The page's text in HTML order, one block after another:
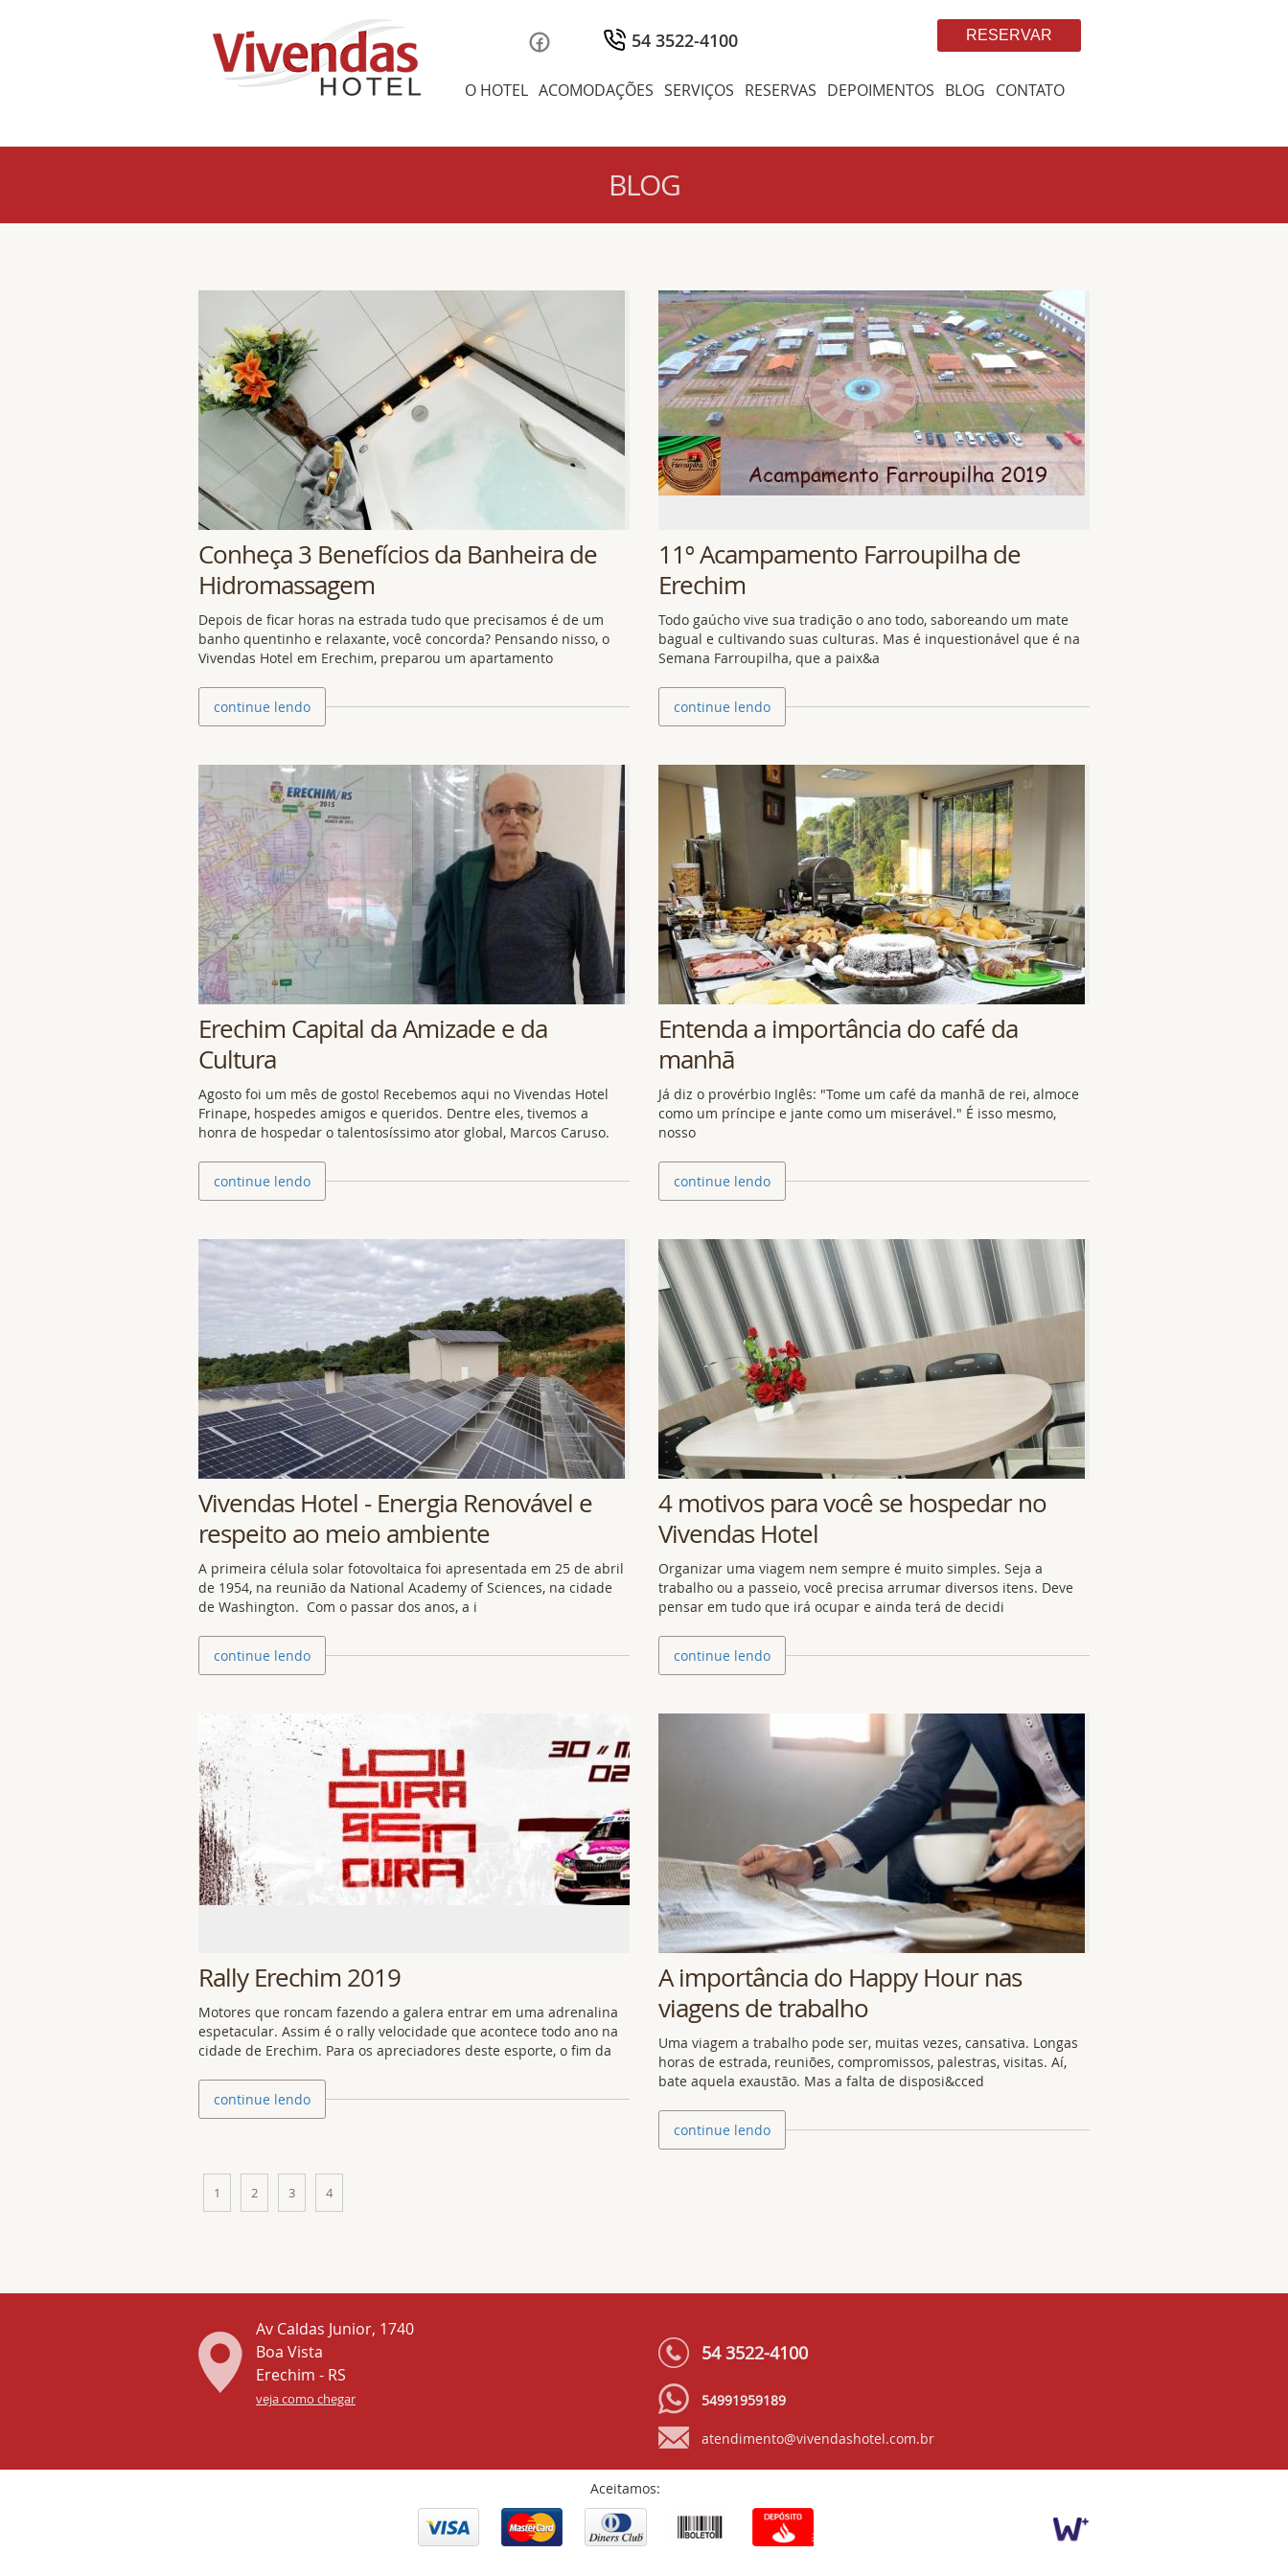
54 3522-4100 RESERVAR
O HOTEL ACOMODAÇÕES SERVIÇOS RESERVAS DEPOIMENTOS BLOG CONTATO
BLOG
Conheça 3 Benefícios da Banheira de
Hidromassagem
Depois de ficar horas na estrada tudo que precisamos é de um
banho quentinho e relaxante, você concorda? Pensando nisso, o
Vivendas Hotel em Erechim, preparou um apartamento
continue lendo
11º Acampamento Farroupilha de
Erechim
Todo gaúcho vive sua tradição o ano todo, saboreando um mate
bagual e cultivando suas culturas. Mas é inquestionável que é na
Semana Farroupilha, que a paix&a
continue lendo
Erechim Capital da Amizade e da
Cultura
Agosto foi um mês de gosto! Recebemos aqui no Vivendas Hotel
Frinape, hospedes amigos e queridos. Dentre eles, tivemos a
honra de hospedar o talentosíssimo ator global, Marcos Caruso.
continue lendo
Entenda a importância do café da
manhã
Já diz o provérbio Inglês: "Tome um café da manhã de rei, almoce
como um príncipe e jante como um miserável." É isso mesmo,
nosso
continue lendo
Vivendas Hotel - Energia Renovável e
respeito ao meio ambiente
A primeira célula solar fotovoltaica foi apresentada em 25 de abril
de 1954, na reunião da National Academy of Sciences, na cidade
de Washington. Com o passar dos anos, a i
continue lendo
4 motivos para você se hospedar no
Vivendas Hotel
Organizar uma viagem nem sempre é muito simples. Seja a
trabalho ou a passeio, você precisa arrumar diversos itens. Deve
pensar em tudo que irá ocupar e ainda terá de decidi
continue lendo
Rally Erechim 2019
Motores que roncam fazendo a galera entrar em uma adrenalina
espetacular. Assim é o rally velocidade que acontece todo ano na
cidade de Erechim. Para os apreciadores deste esporte, o fim da
continue lendo
A importância do Happy Hour nas
viagens de trabalho
Uma viagem a trabalho pode ser, muitas vezes, cansativa. Longas
horas de estrada, reuniões, compromissos, palestras, visitas. Aí,
bate aquela exaustão. Mas a falta de disposi&cced
continue lendo
1 2 3 4
Av Caldas Junior, 1740
Boa Vista
Erechim - RS
veja como chegar
54 3522-4100
54991959189
atendimento@vivendashotel.com.br
Aceitamos: